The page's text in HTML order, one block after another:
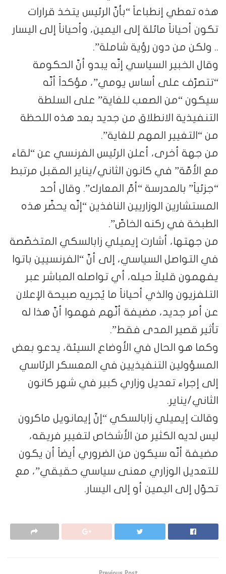
هذه تعطي إنطباعاً “بأنّ الرئيس يتخذ قرارات
تكون أحياناً مائلة إلى اليمين، وأحياناً إلى اليسار
.. ولكن من دون رؤية شاملة”.
وقال الخبير السياسي إنّه يبدو أنّ الحكومة
“تتصرّف على أساس يومي”، مؤكداً أنّه
سيكون “من الصعب للغاية” على السلطة
التنفيذية الانطلاق من جديد بعد هذه اللحظة
من “التغيير المهم للغاية”.
من جهة أخرى، أعلن الرئيس الفرنسي عن “لقاء
مع الأمّة” في كانون الثاني/يناير المقبل مرتبط
“جزئياً” بالمدرسة “أمّ المعارك”. وقال أحد
المستشارين الوزاريين النافذين “إنّه يحضّر هذه
الطبخة في ركنه الخاصّ”.
من جهتها، أشارت إيميلي زابالسكي المتخصّصة
في التواصل السياسي، إلى أنّ “الفرنسيين باتوا
يفهمون قليلاً حيله، أي تواصله المباشر عبر
التلفزيون والذي أحياناً ما يُجريه صبيحة الإعلان
عن أمر جديد، مضيفة أنّهم فهموا أنّ هذا له
تأثير قصير المدى فقط”.
وكما هو الحال في الأوضاع السيئة، يدعو بعض
المسؤولين التنفيذيين في المعسكر الرئاسي
إلى إجراء تعديل وزاري كبير في شهر كانون
الثاني/يناير.
وقالت إيميلي زابالسكي “إنّ إيمانويل ماكرون
ليس لديه الكثير من الأشخاص لتغيير فريقه،
مضيفة أنّه سيكون من الضروري أيضاً أن يكون
للتعديل الوزاري معنى سياسي حقيقي”، مع
تحوّل إلى اليمين أو إلى اليسار.